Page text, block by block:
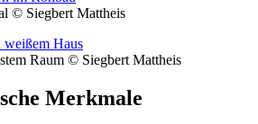
© Siegbert Mattheis
Raum © Siegbert Mattheis
Merkmale